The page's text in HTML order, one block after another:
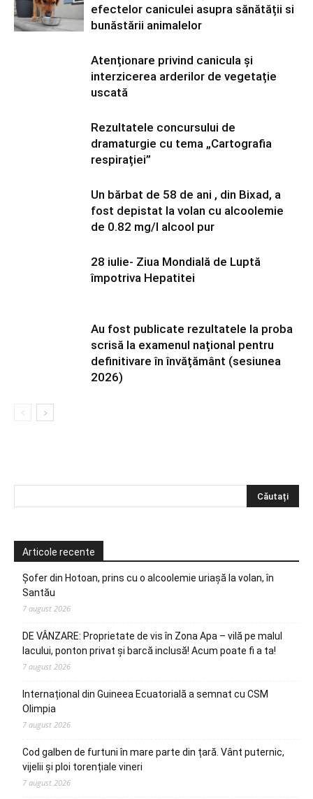
efectelor caniculei asupra sănătății si
bunăstării animalelor
Atenționare privind canicula și
interzicerea arderilor de vegetație
uscată
Rezultatele concursului de
dramaturgie cu tema „Cartografia
respirației”
Un bărbat de 58 de ani , din Bixad, a
fost depistat la volan cu alcoolemie
de 0.82 mg/l alcool pur
28 iulie- Ziua Mondială de Luptă
împotriva Hepatitei
Au fost publicate rezultatele la proba
scrisă la examenul național pentru
definitivare în învățământ (sesiunea
2026)
Articole recente
Șofer din Hotoan, prins cu o alcoolemie uriașă la volan, în
Santău
7 august 2026
DE VÂNZARE: Proprietate de vis în Zona Apa – vilă pe malul
lacului, ponton privat și barcă inclusă! Acum poate fi a ta!
7 august 2026
Internațional din Guineea Ecuatorială a semnat cu CSM
Olimpia
7 august 2026
Cod galben de furtuni în mare parte din țară. Vânt puternic,
vijelii și ploi torențiale vineri
7 august 2026